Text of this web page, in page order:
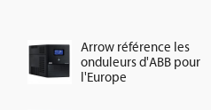
Arrow référence les
onduleurs d'ABB pour
l'Europe